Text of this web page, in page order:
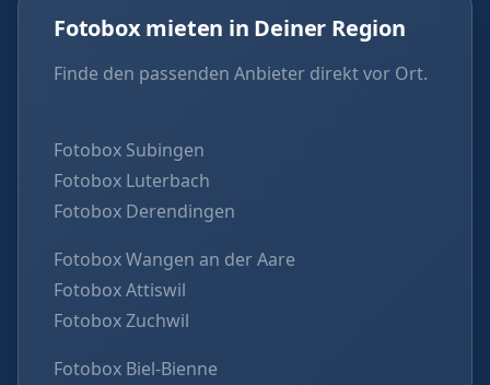
Fotobox mieten in Deiner Region
Finde den passenden Anbieter direkt vor Ort.
Fotobox Subingen
Fotobox Luterbach
Fotobox Derendingen
Fotobox Wangen an der Aare
Fotobox Attiswil
Fotobox Zuchwil
Fotobox Biel-Bienne